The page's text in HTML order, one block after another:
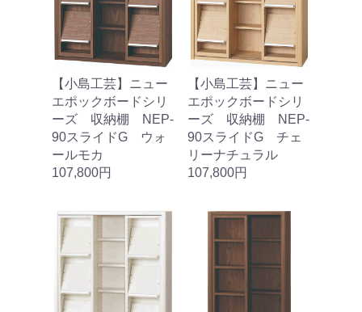
【小島工芸】ニュー
エポックボードシリ
ーズ 収納棚 NEP‐
90スライドG ウォ
ールモカ
107,800円
【小島工芸】ニュー
エポックボードシリ
ーズ 収納棚 NEP‐
90スライドG チェ
リーナチュラル
107,800円